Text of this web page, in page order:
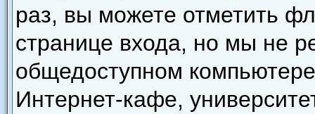
раз, вы можете отметить
странице входа, но мы не
общедоступном
Интернет-кафе,